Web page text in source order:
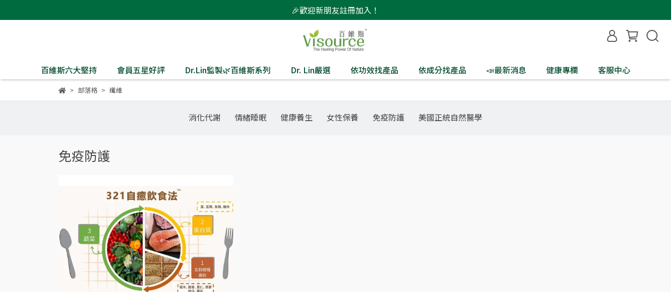
🎉歡迎新朋友註冊加入！
百維斯六大堅持 會員五星好評 Dr.Lin監製🌿百維斯系列 Dr. Lin嚴選 依功效找產品 依成分找產品 📣最新消息 健康專欄 客服中心
部落格 纖維
消化代謝 情緒睡眠 健康養生 女性保養 免疫防護 美國正統自然醫學
免疫防護